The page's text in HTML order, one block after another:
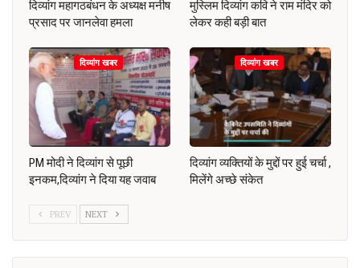
दिव्यांग महागठबंधन के अध्यक्ष मनीष
प्रसाद पर जानलेवा हमला
मुस्लिम दिव्यांग कवि ने राम मंदिर को
लेकर कही बड़ी बात
दिव्यांग खबर
PM मोदी ने दिव्यांग से पूछी
इनकम,दिव्यांग ने दिया यह जवाब
दिव्यांग खबर
दिव्यांग व्यक्तियों के मुद्दों पर हुई चर्चा ,
मिलेंगे अच्छे संकेत
PREV NEXT